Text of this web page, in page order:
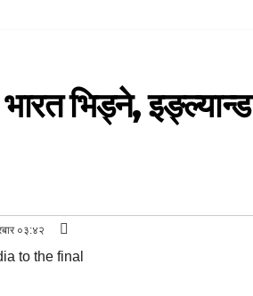
भिड्ने, इङ्ल्यान्ड
०३:४२
to the final